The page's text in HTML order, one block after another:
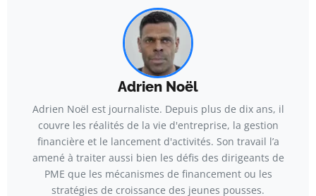
Adrien Noël
Adrien Noël est journaliste. Depuis plus de dix ans, il
couvre les réalités de la vie d'entreprise, la gestion
financière et le lancement d'activités. Son travail l’a
amené à traiter aussi bien les défis des dirigeants de
PME que les mécanismes de financement ou les
stratégies de croissance des jeunes pousses.